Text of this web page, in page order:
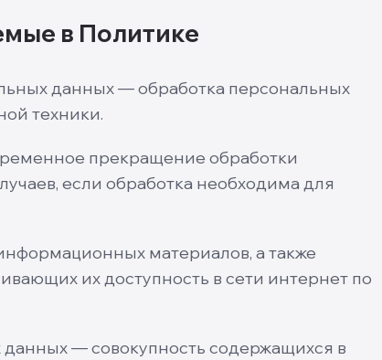
в Политике
данных — обработка персональных
техники.
прекращение обработки
если обработка необходима для
материалов, а также
их доступность в сети интернет по
— совокупность содержащихся в